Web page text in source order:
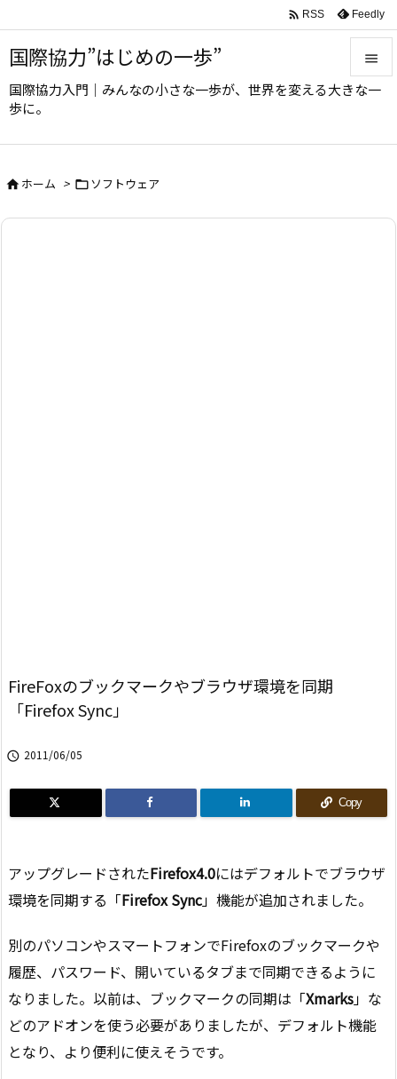
国際協力”はじめの一歩”
国際協力入門｜みんなの小さな一歩が、世界を変える大きな一
歩に。



 RSS Feedly
ホーム > ソフトウェア
FireFoxのブックマークやブラウザ環境を同期
「Firefox Sync」
 2011/06/05
Copy
アップグレードされたFirefox4.0にはデフォルトでブラウザ
環境を同期する「Firefox Sync」機能が追加されました。
別のパソコンやスマートフォンでFirefoxのブックマークや
履歴、パスワード、開いているタブまで同期できるように
なりました。以前は、ブックマークの同期は「Xmarks」な
どのアドオンを使う必要がありましたが、デフォルト機能
となり、より便利に使えそうです。